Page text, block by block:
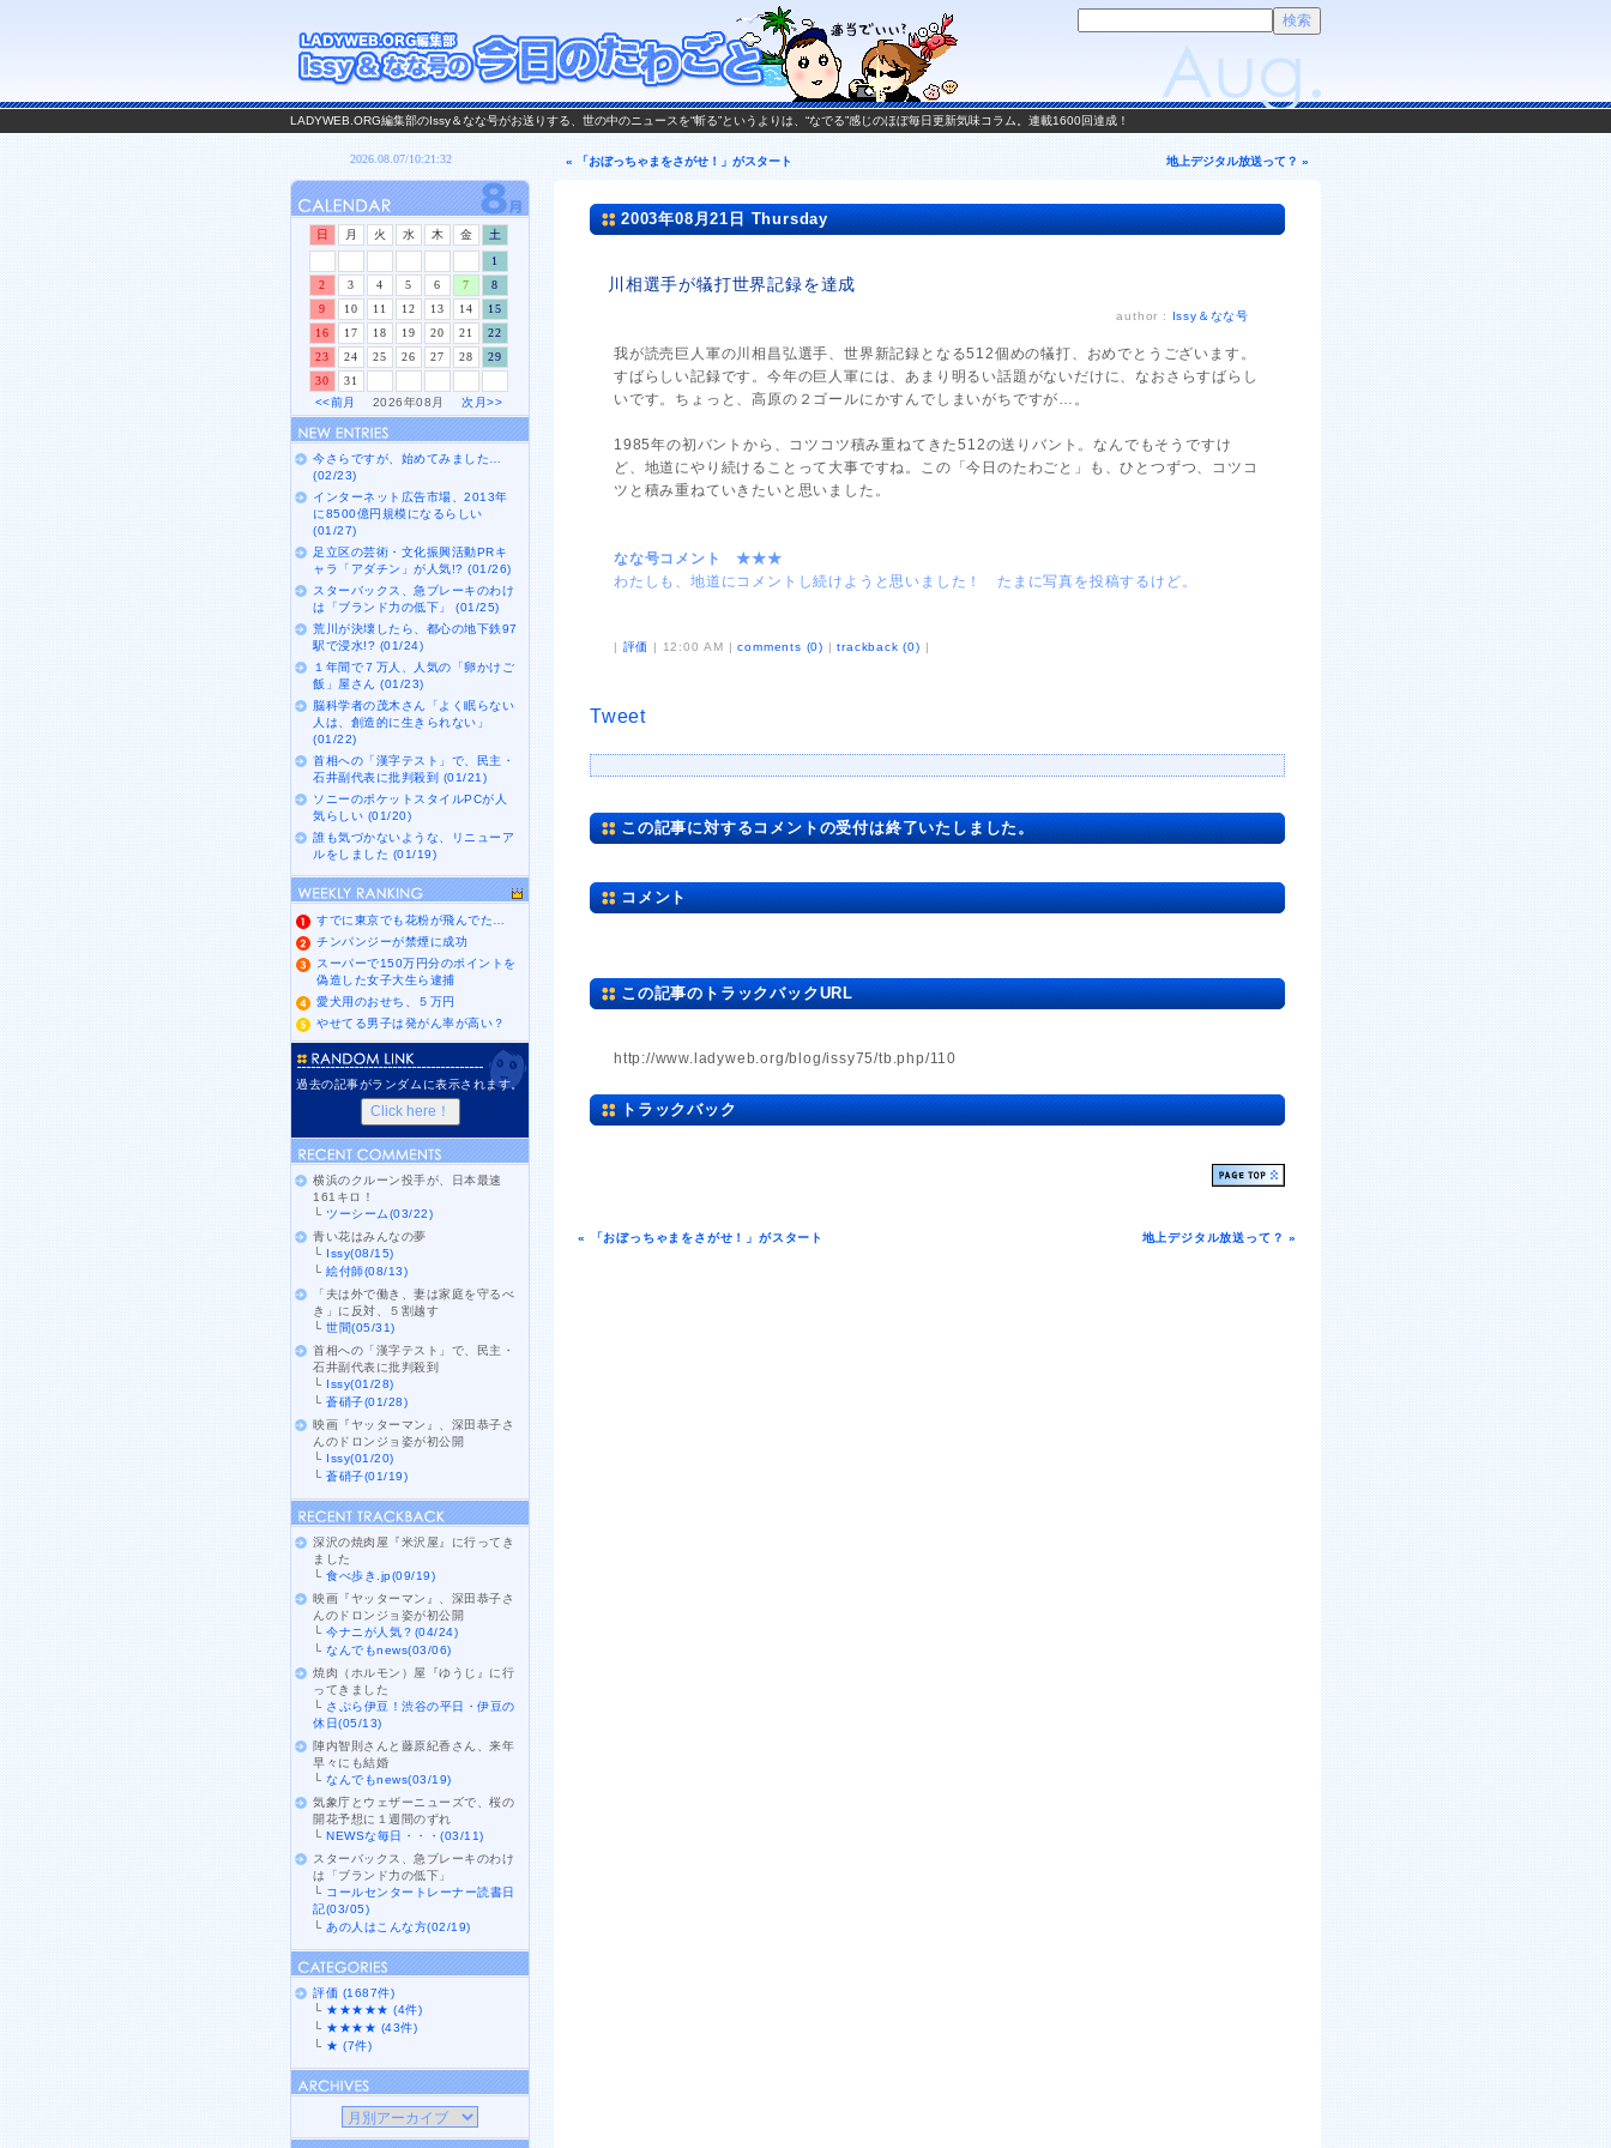
LADYWEB.ORG編集部のIssy＆なな号がお送りする、世の中のニュースを“斬る”というよりは、“なでる”感じのほぼ毎日更新気味コラム。連載1600回達成！
« 「おぼっちゃまをさがせ！」がスタート 地上デジタル放送って？ »
2003年08月21日 Thursday
川相選手が犠打世界記録を達成
author : Issy＆なな号
我が読売巨人軍の川相昌弘選手、世界新記録となる512個めの犠打、おめでとうございます。
すばらしい記録です。今年の巨人軍には、あまり明るい話題がないだけに、なおさらすばらし
いです。ちょっと、高原の２ゴールにかすんでしまいがちですが…。
1985年の初バントから、コツコツ積み重ねてきた512の送りバント。なんでもそうですけ
ど、地道にやり続けることって大事ですね。この「今日のたわごと」も、ひとつずつ、コツコ
ツと積み重ねていきたいと思いました。
なな号コメント ★★★
わたしも、地道にコメントし続けようと思いました！ たまに写真を投稿するけど。
| 評価 | 12:00 AM |comments (0) |trackback (0) |
Tweet
この記事に対するコメントの受付は終了いたしました。
コメント
この記事のトラックバックURL
http://www.ladyweb.org/blog/issy75/tb.php/110
トラックバック
« 「おぼっちゃまをさがせ！」がスタート 地上デジタル放送って？ »
日 月 火 水 木 金
土
1
2
3 4 5 6 7
8
9
10 11 12 13 14
15
16
17 18 19 20 21
22
23
24 25 26 27 28
29
30
31
<<前月
2026年08月次月>>
今さらですが、始めてみました…
(02/23)
インターネット広告市場、2013年
に8500億円規模になるらしい
(01/27)
足立区の芸術・文化振興活動PRキ
ャラ「アダチン」が人気!? (01/26)
スターバックス、急ブレーキのわけ
は「ブランド力の低下」 (01/25)
荒川が決壊したら、都心の地下鉄97
駅で浸水!? (01/24)
１年間で７万人、人気の「卵かけご
飯」屋さん (01/23)
脳科学者の茂木さん「よく眠らない
人は、創造的に生きられない」
(01/22)
首相への「漢字テスト」で、民主・
石井副代表に批判殺到 (01/21)
ソニーのポケットスタイルPCが人
気らしい (01/20)
誰も気づかないような、リニューア
ルをしました (01/19)
すでに東京でも花粉が飛んでた…
チンパンジーが禁煙に成功
スーパーで150万円分のポイントを
偽造した女子大生ら逮捕
愛犬用のおせち、５万円
やせてる男子は発がん率が高い？
過去の記事がランダムに表示されます。
横浜のクルーン投手が、日本最速
161キロ！
└ツーシーム(03/22)
青い花はみんなの夢
└ Issy(08/15)
└絵付師(08/13)
「夫は外で働き、妻は家庭を守るべ
き」に反対、５割越す
└世間(05/31)
首相への「漢字テスト」で、民主・
石井副代表に批判殺到
└ Issy(01/28)
└蒼硝子(01/28)
映画『ヤッターマン』、深田恭子さ
んのドロンジョ姿が初公開
└ Issy(01/20)
└蒼硝子(01/19)
深沢の焼肉屋『米沢屋』に行ってき
ました
└食べ歩き.jp(09/19)
映画『ヤッターマン』、深田恭子さ
んのドロンジョ姿が初公開
└今ナニが人気？(04/24)
└なんでもnews(03/06)
焼肉（ホルモン）屋『ゆうじ』に行
ってきました
└ さぷら伊豆！渋谷の平日・伊豆の
休日(05/13)
陣内智則さんと藤原紀香さん、来年
早々にも結婚
└なんでもnews(03/19)
気象庁とウェザーニューズで、桜の
開花予想に１週間のずれ
└NEWSな毎日・・・(03/11)
スターバックス、急ブレーキのわけ
は「ブランド力の低下」
└ コールセンタートレーナー読書日
記(03/05)
└ あの人はこんな方(02/19)
評価 (1687件)
└ ★★★★★ (4件)
└ ★★★★ (43件)
└ ★ (7件)